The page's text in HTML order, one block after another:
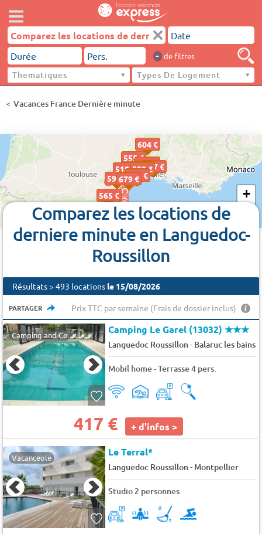
- de filtres
Thematiques Types De Logement
Vacances France Dernière minute
417 €
427 €
518 €529 €
530 €
555 €
565 €
580 €
590 €
604 €
653 €
679 €
684 €
687 €
+
Comparez les locations de
derniere minute en Languedoc-
Roussillon
Résultats > 493 locations le 15/08/2026
PARTAGER Prix TTC par semaine (Frais de dossier inclus)
Camping and Co Camping Le Garel (13032)★★★
Languedoc Roussillon- Balaruc les bains
Mobil home - Terrasse 4 pers.
417 € + d'infos >
Vacanceole Le Terral*
Languedoc Roussillon- Montpellier
Studio 2 personnes